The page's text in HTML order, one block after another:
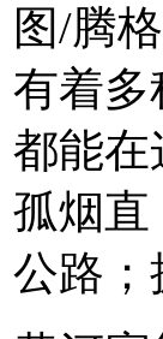
图/腾
有着多
都能在
孤烟直
公路；